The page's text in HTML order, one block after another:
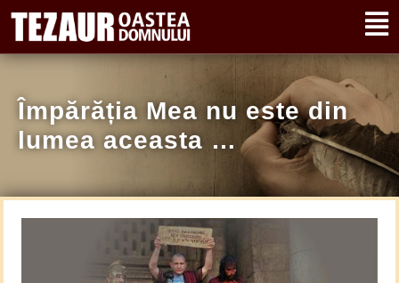
Împărăția Mea nu este din
lumea aceasta …